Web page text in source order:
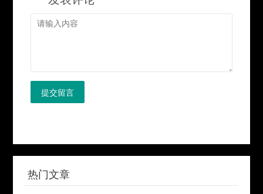
提交留言
热门文章